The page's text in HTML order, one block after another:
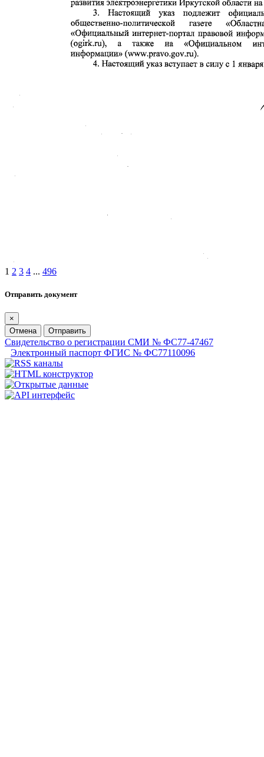
1 2 3 4 ... 496
Отправить документ
×
Отмена
Отправить
Свидетельство о регистрации СМИ № ФС77-47467
Электронный паспорт ФГИС № ФС77110096